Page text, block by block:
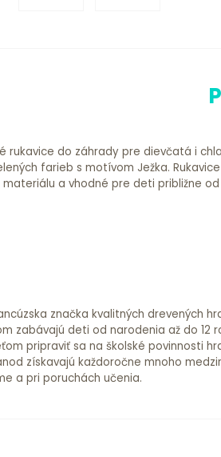
rukavice do záhrady pre dievčatá i
farieb s motívom Ježka.
a vhodné pre deti približne
značka kvalitných drevených
zabávajú deti od narodenia až do 12
pripraviť sa na školské povinnosti
získavajú každoročne mnoho
a pri poruchách učenia.